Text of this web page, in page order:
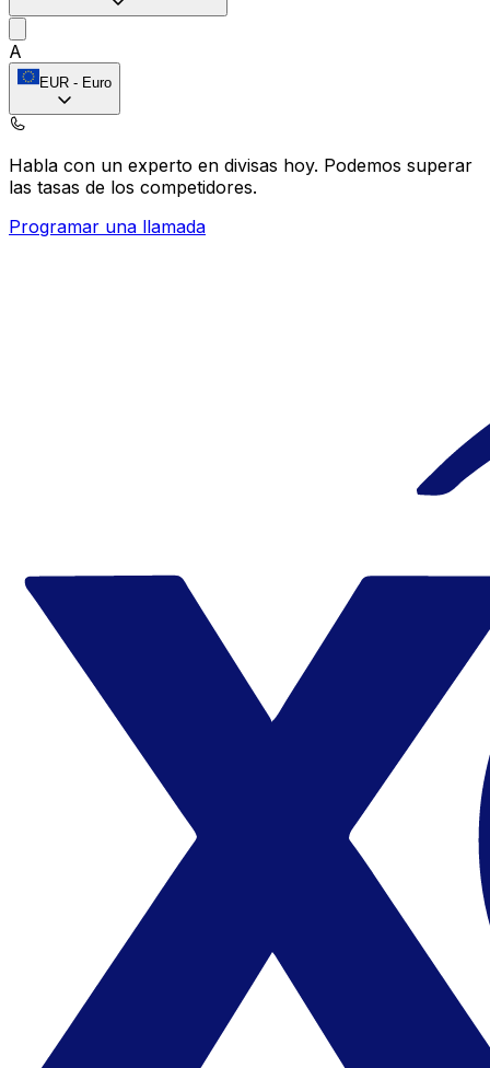
A
EUR - Euro
Habla con un experto en divisas hoy. Podemos superar
las tasas de los competidores.
Programar una llamada